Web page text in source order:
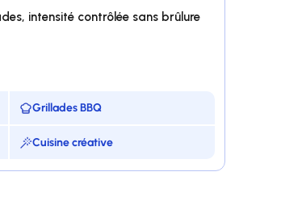
intensité contrôlée sans brûlure
Grillades BBQ
Cuisine créative